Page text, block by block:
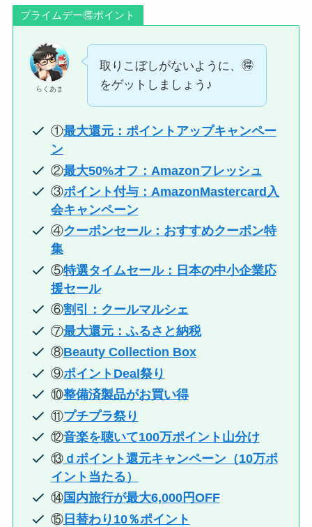
プライムデー🉐ポイント
らくあま
取りこぼしがないように、🉐
をゲットしましょう♪
①最大還元：ポイントアップキャンペー
ン
②最大50%オフ：Amazonフレッシュ
③ポイント付与：AmazonMastercard入
会キャンペーン
④クーポンセール：おすすめクーポン特
集
⑤特選タイムセール：日本の中小企業応
援セール
⑥割引：クールマルシェ
⑦最大還元：ふるさと納税
⑧Beauty Collection Box
⑨ポイントDeal祭り
⑩整備済製品がお買い得
⑪プチプラ祭り
⑫音楽を聴いて100万ポイント山分け
⑬ｄポイント還元キャンペーン（10万ポ
イント当たる）
⑭国内旅行が最大6,000円OFF
⑮日替わり10％ポイント